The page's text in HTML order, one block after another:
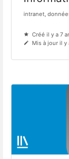
intranet,
Créé il y a 7
Mis à jour il y